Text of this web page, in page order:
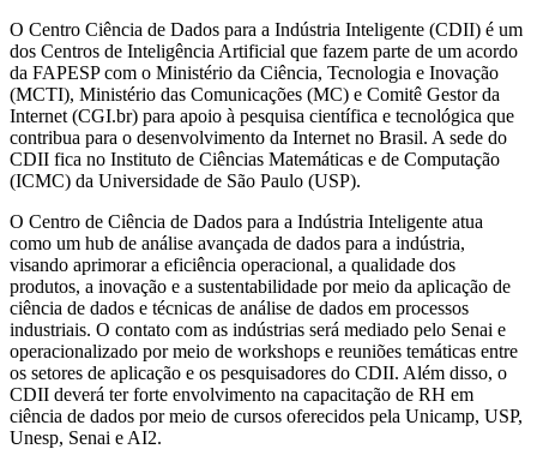
O Centro Ciência de Dados para a Indústria Inteligente (CDII) é um
dos Centros de Inteligência Artificial que fazem parte de um acordo
da FAPESP com o Ministério da Ciência, Tecnologia e Inovação
(MCTI), Ministério das Comunicações (MC) e Comitê Gestor da
Internet (CGI.br) para apoio à pesquisa científica e tecnológica que
contribua para o desenvolvimento da Internet no Brasil. A sede do
CDII fica no Instituto de Ciências Matemáticas e de Computação
(ICMC) da Universidade de São Paulo (USP).
O Centro de Ciência de Dados para a Indústria Inteligente atua
como um hub de análise avançada de dados para a indústria,
visando aprimorar a eficiência operacional, a qualidade dos
produtos, a inovação e a sustentabilidade por meio da aplicação de
ciência de dados e técnicas de análise de dados em processos
industriais. O contato com as indústrias será mediado pelo Senai e
operacionalizado por meio de workshops e reuniões temáticas entre
os setores de aplicação e os pesquisadores do CDII. Além disso, o
CDII deverá ter forte envolvimento na capacitação de RH em
ciência de dados por meio de cursos oferecidos pela Unicamp, USP,
Unesp, Senai e AI2.